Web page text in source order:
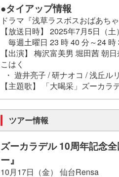
●タイアップ情報
ドラマ『浅草ラスボスおばあちゃ
【放送日時】 2025年7月5日（
毎週土曜日 23 時 40 分～24 時
【出演】 梅沢富美男 堀田茜 朝
こはく
・ 遊井亮子 / 研ナオコ / 浅丘ル
【主題歌】 「大喝采」ズーカラ
ツアー情報
ズーカラデル 10周年記念
ー』
10月17日（金） 仙台Rensa